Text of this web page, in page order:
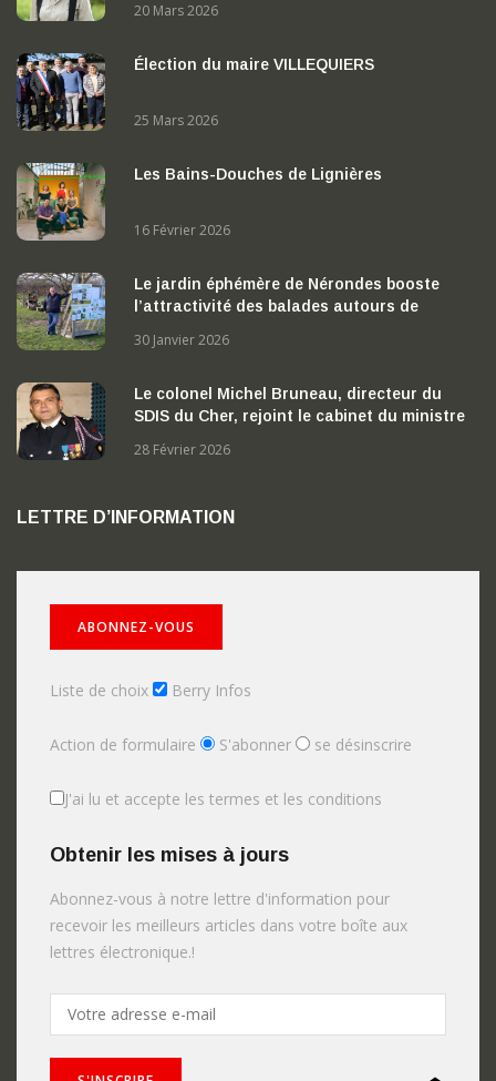
20 Mars 2026
Élection du maire VILLEQUIERS
25 Mars 2026
Les Bains-Douches de Lignières
16 Février 2026
Le jardin éphémère de Nérondes booste
l’attractivité des balades autours de
30 Janvier 2026
Le colonel Michel Bruneau, directeur du
SDIS du Cher, rejoint le cabinet du ministre
28 Février 2026
LETTRE D’INFORMATION
Liste de choix Berry Infos
Action de formulaire S'abonner se désinscrire
J'ai lu et accepte les termes et les conditions
Obtenir les mises à jours
Abonnez-vous à notre lettre d'information pour
recevoir les meilleurs articles dans votre boîte aux
lettres électronique.!